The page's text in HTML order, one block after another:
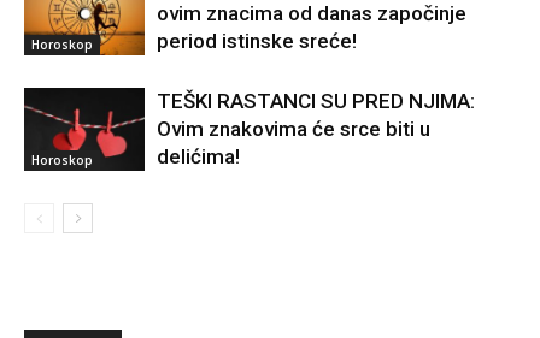
Horoskop
ovim znacima od danas započinje
period istinske sreće!
Horoskop
TEŠKI RASTANCI SU PRED NJIMA:
Ovim znakovima će srce biti u
delićima!